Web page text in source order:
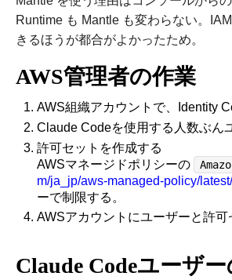
Runtime も Mantle も変わらない。
きるほうが都合がよかったため。
AWS管理者の作業
AWS組織アカウントで、Identity
Claude Codeを使用する人数ぶん
許可セットを作成する
AWSマネージドポリシーの
m/ja_jp/aws-managed-policy/
ーで制限する。
AWSアカウントにユーザーと許可
Claude Codeユーザ